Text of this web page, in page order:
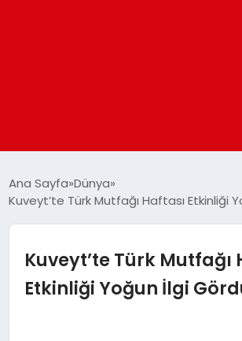
DÜNYA
Ana Sayfa Dünya
Kuveyt’te Türk Mutfağı Haftası Etkinliği
Kuveyt’te Türk Mutfağı
Etkinliği Yoğun İlgi